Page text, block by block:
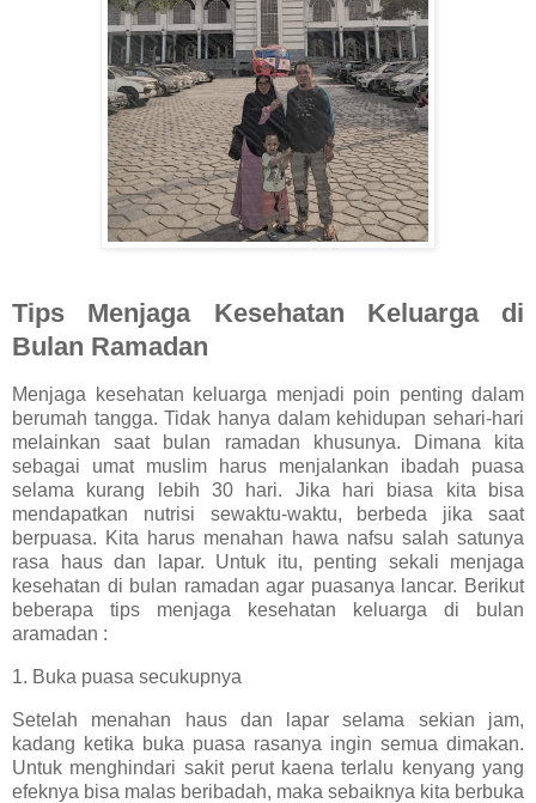
Tips Menjaga Kesehatan Keluarga di
Bulan Ramadan
Menjaga kesehatan keluarga menjadi poin penting dalam
berumah tangga. Tidak hanya dalam kehidupan sehari-hari
melainkan saat bulan ramadan khusunya. Dimana kita
sebagai umat muslim harus menjalankan ibadah puasa
selama kurang lebih 30 hari. Jika hari biasa kita bisa
mendapatkan nutrisi sewaktu-waktu, berbeda jika saat
berpuasa. Kita harus menahan hawa nafsu salah satunya
rasa haus dan lapar. Untuk itu, penting sekali menjaga
kesehatan di bulan ramadan agar puasanya lancar. Berikut
beberapa tips menjaga kesehatan keluarga di bulan
aramadan :
1. Buka puasa secukupnya
Setelah menahan haus dan lapar selama sekian jam,
kadang ketika buka puasa rasanya ingin semua dimakan.
Untuk menghindari sakit perut kaena terlalu kenyang yang
efeknya bisa malas beribadah, maka sebaiknya kita berbuka